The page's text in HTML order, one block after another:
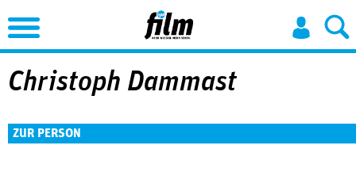
Jump to Navigation
Christoph Dammast
ZUR PERSON